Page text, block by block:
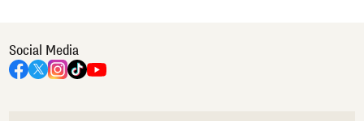
Social Media